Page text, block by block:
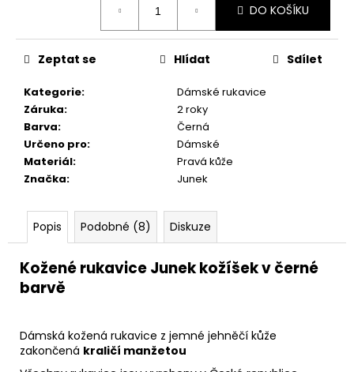
DO KOŠÍKU
Kategorie:
Dámské rukavice
Záruka:
2 roky
Barva:
Černá
Určeno pro:
Dámské
Materiál:
Pravá kůže
Značka: Junek
Zeptat se Hlídat Sdílet
Popis Podobné (8) Diskuze
Kožené rukavice Junek kožíšek v černé
barvě
Dámská kožená rukavice z jemné jehněčí kůže
zakončená kraličí manžetou